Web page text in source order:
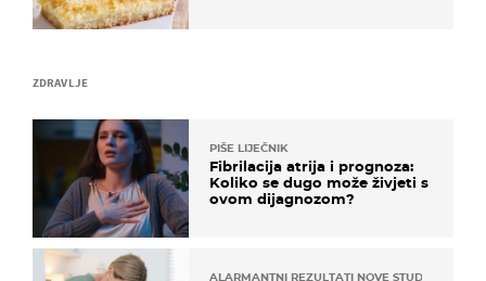
ZDRAVLJE
PIŠE LIJEČNIK
Fibrilacija atrija i prognoza:
Koliko se dugo može živjeti s
ovom dijagnozom?
ALARMANTNI REZULTATI NOVE STUDIJE